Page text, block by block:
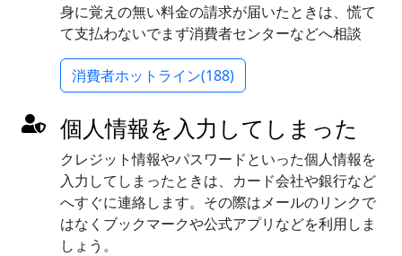
身に覚えの無い料金の請求が届いたときは、慌て
て支払わないでまず消費者センターなどへ相談
消費者ホットライン(188)
個人情報を入力してしまった
クレジット情報やパスワードといった個人情報を
入力してしまったときは、カード会社や銀行など
へすぐに連絡します。その際はメールのリンクで
はなくブックマークや公式アプリなどを利用しま
しょう。